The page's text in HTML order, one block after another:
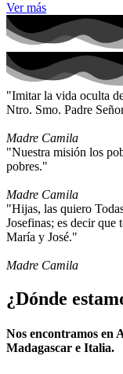
Ver más
"Imitar la vida oculta
Ntro. Smo. Padre
Madre Camila
"Nuestra misión los
pobres."
Madre Camila
"Hijas, las quiero
Josefinas; es decir que
María y José."
Madre Camila
¿Dónde
Nos encontramos en
Madagascar e Italia.